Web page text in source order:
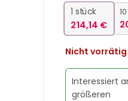
1 stück
214,14 €
Nicht vorrätig
Interessiert
größeren